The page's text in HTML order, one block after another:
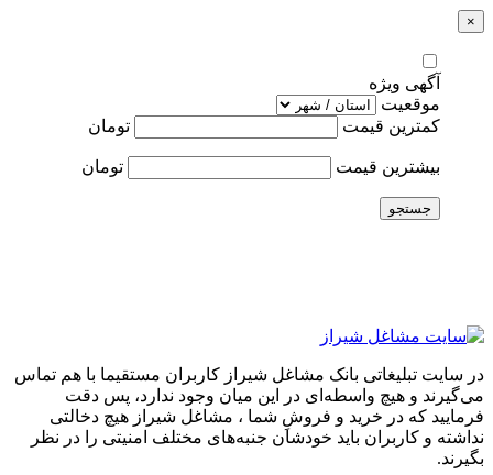
×
آگهی ویژه
موقعیت
کمترین قیمت
تومان
بیشترین قیمت تومان
جستجو
در سایت تبلیغاتی بانک مشاغل شیراز کاربران مستقیما با هم تماس
می‌گیرند و هیچ واسطه‌ای در این میان وجود ندارد، پس دقت
فرمایید که در خرید و فروشِ شما ، مشاغل شیراز هیچ دخالتی
نداشته و کاربران باید خودشان جنبه‌های مختلف امنیتی را در نظر
بگیرند.